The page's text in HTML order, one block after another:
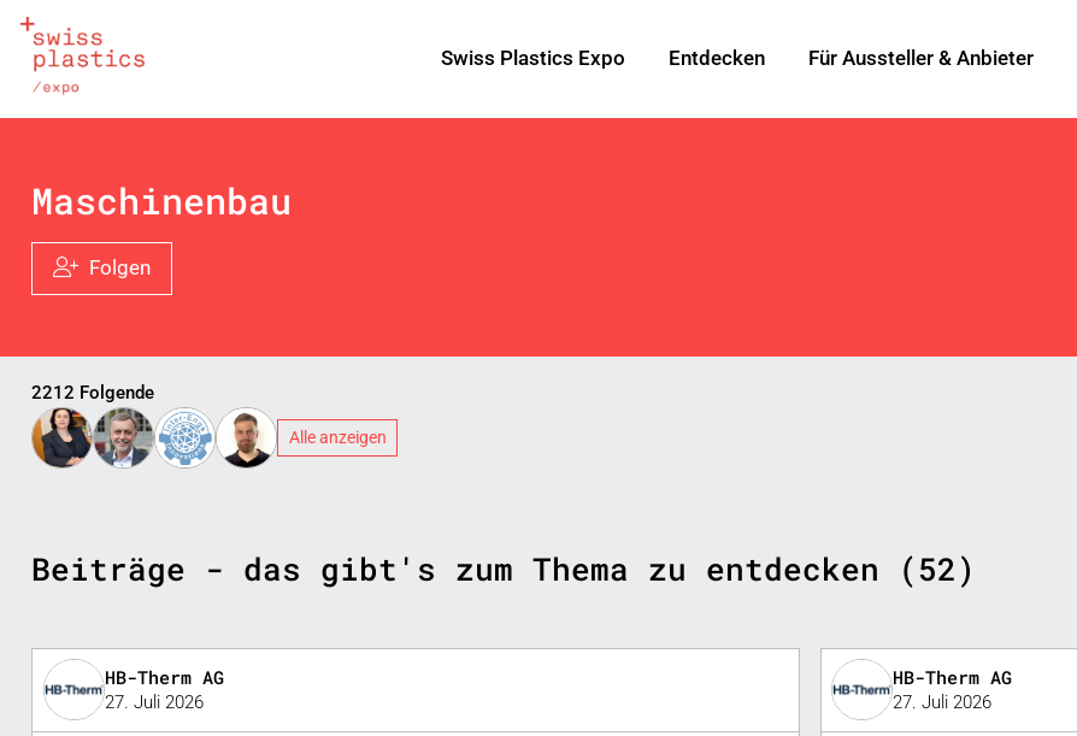
Swiss Plastics Expo Entdecken Für Aussteller & Anbieter
Maschinenbau
Folgen
2212 Folgende
Alle anzeigen
Beiträge - das gibt's zum Thema zu entdecken (52)
HB-Therm AG
27. Juli 2026
HB-Therm AG
27. Juli 2026